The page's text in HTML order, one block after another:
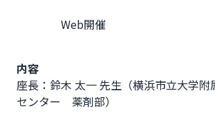
内容
座長：鈴木 太一 先生（横浜市立大学附
センター　薬剤部）